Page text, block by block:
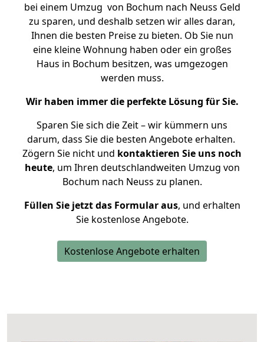
bei einem Umzug von Bochum nach Neuss Geld
zu sparen, und deshalb setzen wir alles daran,
Ihnen die besten Preise zu bieten. Ob Sie nun
eine kleine Wohnung haben oder ein großes
Haus in Bochum besitzen, was umgezogen
werden muss.
Wir haben immer die perfekte Lösung für Sie.
Sparen Sie sich die Zeit – wir kümmern uns
darum, dass Sie die besten Angebote erhalten.
Zögern Sie nicht und kontaktieren Sie uns noch
heute, um Ihren deutschlandweiten Umzug von
Bochum nach Neuss zu planen.
Füllen Sie jetzt das Formular aus, und erhalten
Sie kostenlose Angebote.
Kostenlose Angebote erhalten